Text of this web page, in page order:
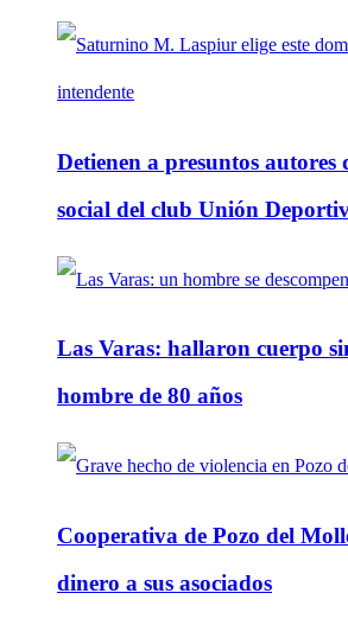
Detienen a presuntos autores
social del club Unión
Las Varas: hallaron cuerpo
hombre de 80 años
Cooperativa de Pozo del
dinero a sus asociados